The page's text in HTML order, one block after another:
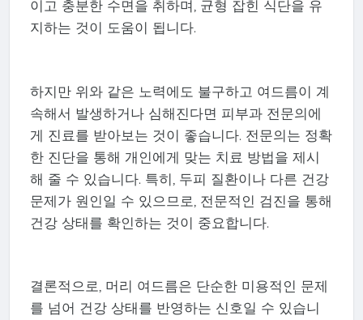
이고 충분한 수면을 취하며, 균형 잡힌 식단을 유
지하는 것이 도움이 됩니다.
하지만 위와 같은 노력에도 불구하고 여드름이 계
속해서 발생하거나 심해진다면 피부과 전문의에
게 진료를 받아보는 것이 좋습니다. 전문의는 정확
한 진단을 통해 개인에게 맞는 치료 방법을 제시
해 줄 수 있습니다. 특히, 두피 질환이나 다른 건강
문제가 원인일 수 있으므로, 전문적인 검진을 통해
건강 상태를 확인하는 것이 중요합니다.
결론적으로, 머리 여드름은 단순한 미용적인 문제
를 넘어 건강 상태를 반영하는 신호일 수 있습니